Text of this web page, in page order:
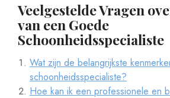
Veelgestelde Vragen
van een Goede
Schoonheidsspecialiste
Wat zijn de belangrijkste
schoonheidsspecialiste?
Hoe kan ik een professionele en